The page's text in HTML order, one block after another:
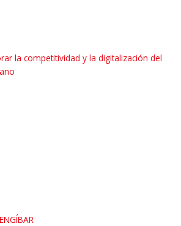
la competitividad y la digitalización del